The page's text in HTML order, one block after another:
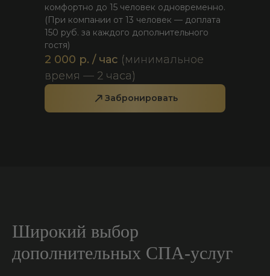
комфортно до 15 человек одновременно.
(При компании от 13 человек — доплата
150 руб. за каждого дополнительного
гостя)
2 000 р. / час (минимальное
время — 2 часа)
Забронировать
Широкий выбор
дополнительных СПА‑услуг